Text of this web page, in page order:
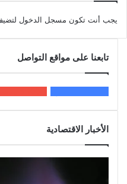
يجب أنت تكون مسجل الدخول
تابعنا على مواقع التواصل
الأخبار الاقتصادية